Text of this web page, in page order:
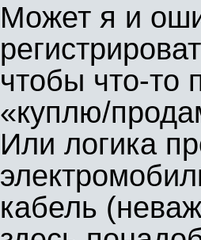
Может я и
чтобы что-то
«куплю/
Или логика
кабель